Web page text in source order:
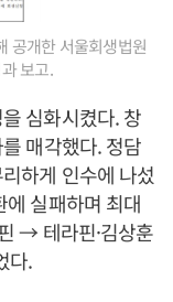
공개한 서울회생법원
보고.
심화시켰다. 창
매각했다. 정담
하게 인수에 나섰
실패하며 최대
→ 테라핀·김상훈
다.